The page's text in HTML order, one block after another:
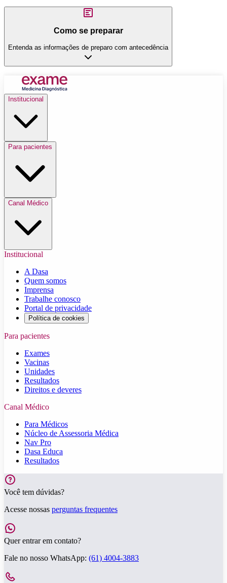
Como se preparar
Entenda as informações de preparo com antecedência
Institucional
Para pacientes
Canal Médico
Institucional
A Dasa
Quem somos
Imprensa
Trabalhe conosco
Portal de privacidade
Política de cookies
Para pacientes
Exames
Vacinas
Unidades
Resultados
Direitos e deveres
Canal Médico
Para Médicos
Núcleo de Assessoria Médica
Nav Pro
Dasa Educa
Resultados
Você tem dúvidas?
Acesse nossas perguntas frequentes
Quer entrar em contato?
Fale no nosso WhatsApp: (61) 4004-3883